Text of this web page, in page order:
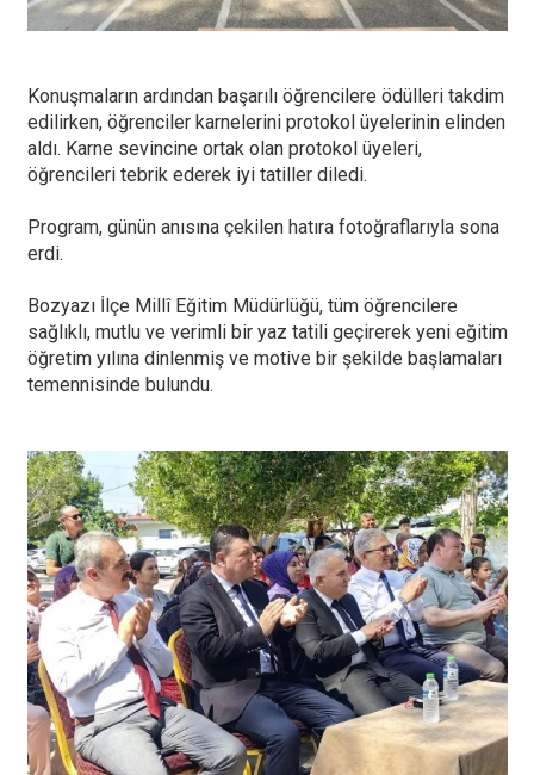
Konuşmaların ardından başarılı öğrencilere ödülleri takdim
edilirken, öğrenciler karnelerini protokol üyelerinin elinden
aldı. Karne sevincine ortak olan protokol üyeleri,
öğrencileri tebrik ederek iyi tatiller diledi.
Program, günün anısına çekilen hatıra fotoğraflarıyla sona
erdi.
Bozyazı İlçe Millî Eğitim Müdürlüğü, tüm öğrencilere
sağlıklı, mutlu ve verimli bir yaz tatili geçirerek yeni eğitim
öğretim yılına dinlenmiş ve motive bir şekilde başlamaları
temennisinde bulundu.